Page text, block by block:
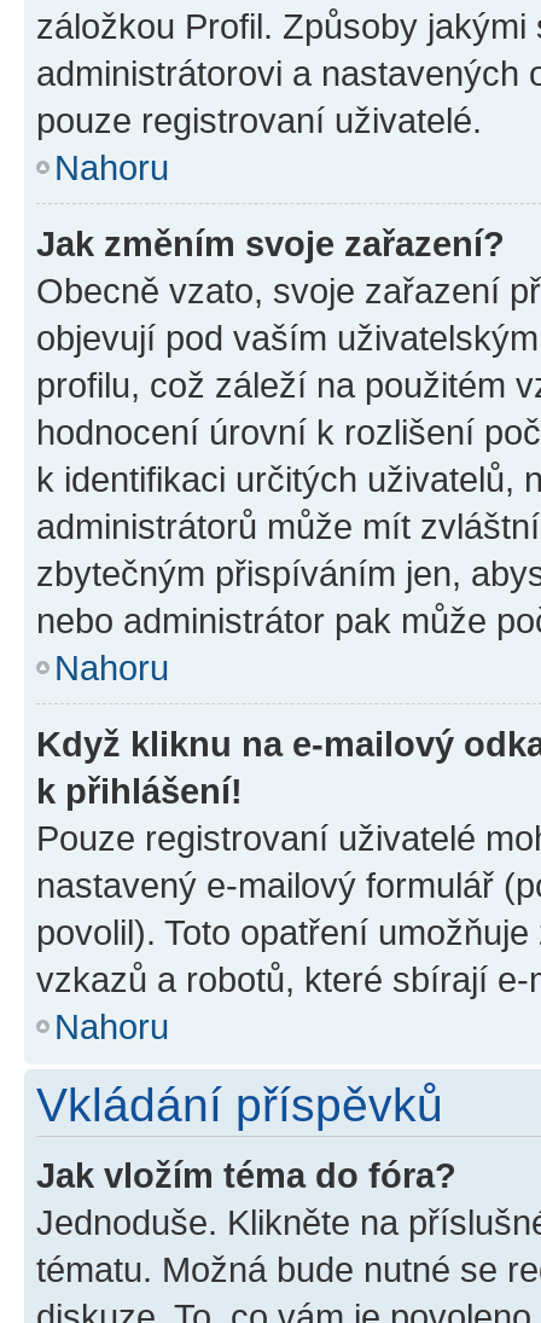
záložkou Profil. Způsoby
administrátorovi a nastavených
pouze registrovaní uživatelé.
Nahoru
Jak změním svoje zařazení?
Obecně vzato, svoje zařazení
objevují pod vaším
profilu, což záleží na použitém
hodnocení úrovní k rozlišení
k identifikaci určitých uživatelů,
administrátorů může mít
zbytečným přispíváním jen,
nebo administrátor pak může
Nahoru
Když kliknu na e-mailový
k přihlášení!
Pouze registrovaní uživatelé
nastavený e-mailový formulář
povolil). Toto opatření
vzkazů a robotů, které sbírají e-
Nahoru
Vkládání příspěvků
Jak vložím téma do fóra?
Jednoduše. Klikněte na
tématu. Možná bude nutné se